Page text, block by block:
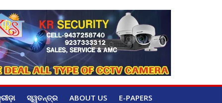
ସ୍ୱତନ୍ତ୍ର ABOUT US E-PAPERS